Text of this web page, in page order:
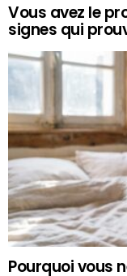
Vous avez le
signes qui
Pourquoi vous